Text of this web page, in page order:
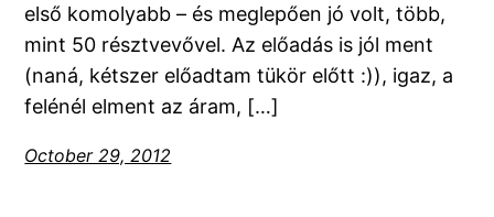
első komolyabb – és meglepően jó volt, több,
mint 50 résztvevővel. Az előadás is jól ment
(naná, kétszer előadtam tükör előtt :)), igaz, a
felénél elment az áram, […]
October 29, 2012